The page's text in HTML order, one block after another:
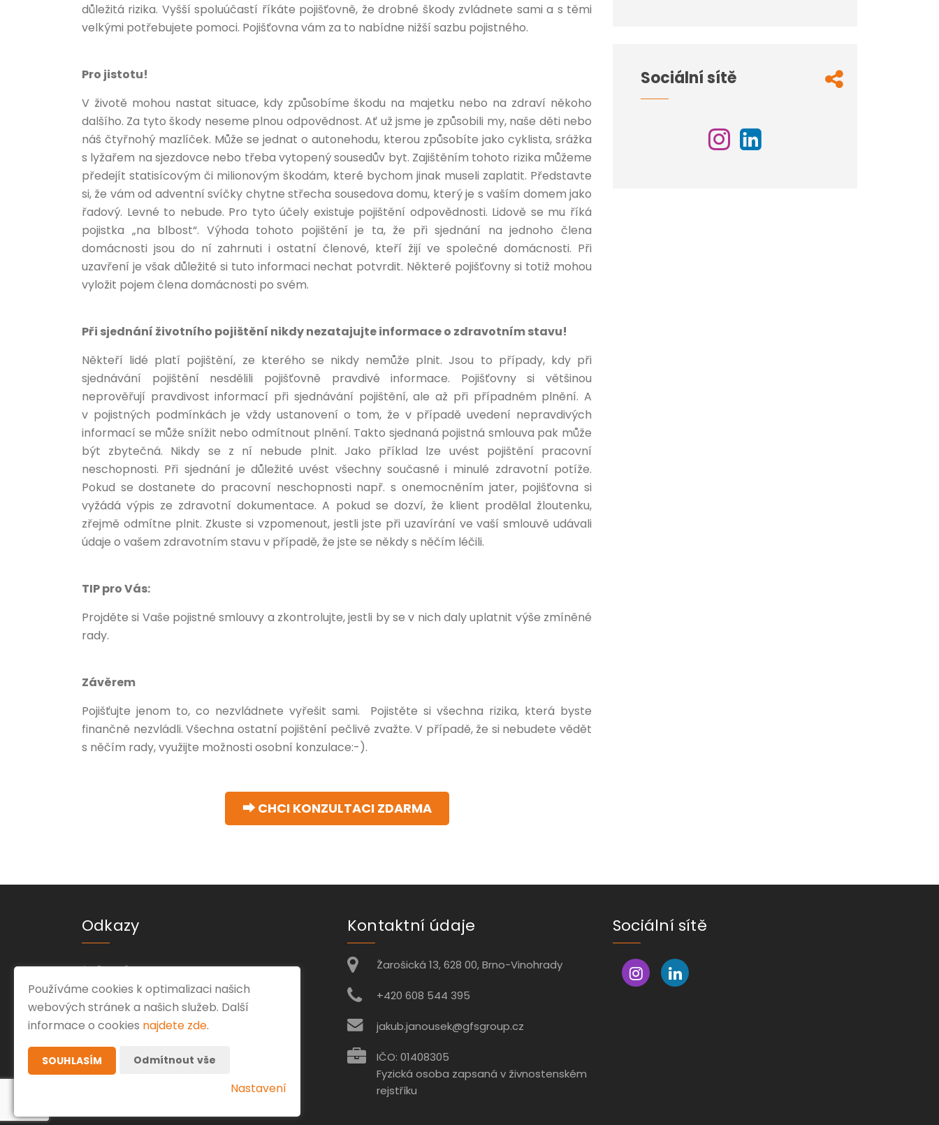
důležitá rizika. Vyšší spoluúčastí říkáte pojišťovně, že drobné škody zvládnete sami a s těmi
velkými potřebujete pomoci. Pojišťovna vám za to nabídne nižší sazbu pojistného.
Pro jistotu!
V životě mohou nastat situace, kdy způsobíme škodu na majetku nebo na zdraví někoho
dalšího. Za tyto škody neseme plnou odpovědnost. Ať už jsme je způsobili my, naše děti nebo
náš čtyřnohý mazlíček. Může se jednat o autonehodu, kterou způsobíte jako cyklista, srážka
s lyžařem na sjezdovce nebo třeba vytopený sousedův byt. Zajištěním tohoto rizika můžeme
předejít statisícovým či milionovým škodám, které bychom jinak museli zaplatit. Představte
si, že vám od adventní svíčky chytne střecha sousedova domu, který je s vaším domem jako
řadový. Levné to nebude. Pro tyto účely existuje pojištění odpovědnosti. Lidově se mu říká
pojistka „na blbost“. Výhoda tohoto pojištění je ta, že při sjednání na jednoho člena
domácnosti jsou do ní zahrnuti i ostatní členové, kteří žijí ve společné domácnosti. Při
uzavření je však důležité si tuto informaci nechat potvrdit. Některé pojišťovny si totiž mohou
vyložit pojem člena domácnosti po svém.
Při sjednání životního pojištění nikdy nezatajujte informace o zdravotním stavu!
Někteří lidé platí pojištění, ze kterého se nikdy nemůže plnit. Jsou to případy, kdy při
sjednávání pojištění nesdělili pojišťovně pravdivé informace. Pojišťovny si většinou
neprověřují pravdivost informací při sjednávání pojištění, ale až při případném plnění. A
v pojistných podmínkách je vždy ustanovení o tom, že v případě uvedení nepravdivých
informací se může snížit nebo odmítnout plnění. Takto sjednaná pojistná smlouva pak může
být zbytečná. Nikdy se z ní nebude plnit. Jako příklad lze uvést pojištění pracovní
neschopnosti. Při sjednání je důležité uvést všechny současné i minulé zdravotní potíže.
Pokud se dostanete do pracovní neschopnosti např. s onemocněním jater, pojišťovna si
vyžádá výpis ze zdravotní dokumentace. A pokud se dozví, že klient prodělal žloutenku,
zřejmě odmítne plnit. Zkuste si vzpomenout, jestli jste při uzavírání ve vaší smlouvě udávali
údaje o vašem zdravotním stavu v případě, že jste se někdy s něčím léčili.
TIP pro Vás:
Projděte si Vaše pojistné smlouvy a zkontrolujte, jestli by se v nich daly uplatnit výše zmíněné
rady.
Závěrem
Pojišťujte jenom to, co nezvládnete vyřešit sami. Pojistěte si všechna rizika, která byste
finančně nezvládli. Všechna ostatní pojištění pečlivě zvažte. V případě, že si nebudete vědět
s něčím rady, využijte možnosti osobní konzulace:-).
⮕ CHCI KONZULTACI ZDARMA
Sociální sítě
Odkazy
O mně
Kontakt
Ochrana osobních údajů
Kontaktní údaje
Žarošická 13, 628 00, Brno-Vinohrady
+420 608 544 395
jakub.janousek@gfsgroup.cz
IČO: 01408305
Fyzická osoba zapsaná v živnostenském
rejstříku
Sociální sítě
Používáme cookies k optimalizaci našich
webových stránek a našich služeb. Další
informace o cookies najdete zde.
SOUHLASÍM Odmítnout vše
Nastavení